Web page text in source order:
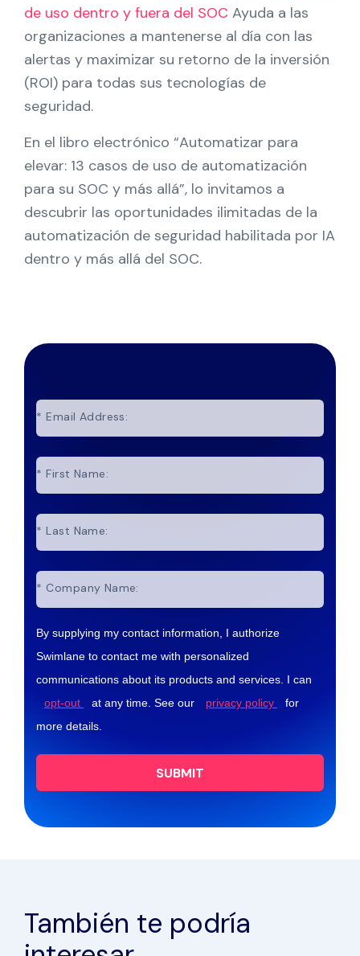
Ayuda
Español
Solicitar una demostración
de uso dentro y fuera del SOC Ayuda a las
organizaciones a mantenerse al día con las
alertas y maximizar su retorno de la inversión
(ROI) para todas sus tecnologías de
seguridad.
En el libro electrónico “Automatizar para
elevar: 13 casos de uso de automatización
para su SOC y más allá”, lo invitamos a
descubrir las oportunidades ilimitadas de la
automatización de seguridad habilitada por IA
dentro y más allá del SOC.
* Email Address:
* First Name:
* Last Name:
* Company Name:
By supplying my contact information, I authorize
Swimlane to contact me with personalized
communications about its products and services. I can
opt-out
at any time. See our privacy policy
for
more details.
SUBMIT
También te podría